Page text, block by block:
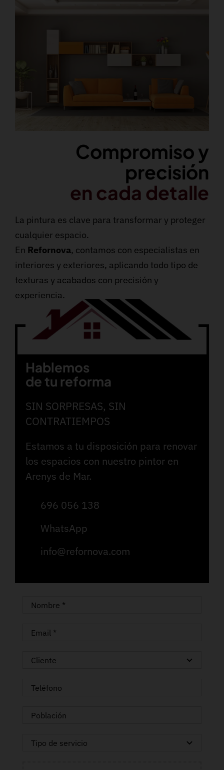
Compromiso y
precisión
en cada detalle
La pintura es clave para transformar y proteger
cualquier espacio.
En Refornova, contamos con especialistas en
interiores y exteriores, aplicando todo tipo de
texturas y acabados con precisión y
experiencia.
Hablemos
de tu reforma
SIN SORPRESAS, SIN
CONTRATIEMPOS
Estamos a tu disposición para renovar
los espacios con nuestro pintor en
Arenys de Mar.
696 056 138
WhatsApp
info@refornova.com